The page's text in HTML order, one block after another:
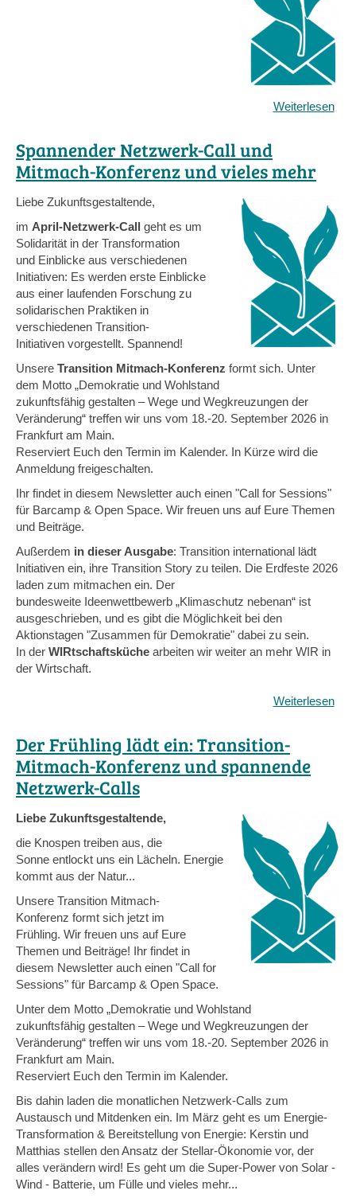
Weiterlesen
Spannender Netzwerk-Call und
Mitmach-Konferenz und vieles mehr
Liebe Zukunftsgestaltende,
im April-Netzwerk-Call geht es um
Solidarität in der Transformation
und Einblicke aus verschiedenen
Initiativen: Es werden erste Einblicke
aus einer laufenden Forschung zu
solidarischen Praktiken in
verschiedenen Transition-
Initiativen vorgestellt. Spannend!
Unsere Transition Mitmach-Konferenz formt sich. Unter
dem Motto „Demokratie und Wohlstand
zukunftsfähig gestalten – Wege und Wegkreuzungen der
Veränderung“ treffen wir uns vom 18.-20. September 2026 in
Frankfurt am Main.
Reserviert Euch den Termin im Kalender. In Kürze wird die
Anmeldung freigeschalten.
Ihr findet in diesem Newsletter auch einen "Call for Sessions"
für Barcamp & Open Space. Wir freuen uns auf Eure Themen
und Beiträge.
Außerdem in dieser Ausgabe: Transition international lädt
Initiativen ein, ihre Transition Story zu teilen. Die Erdfeste 2026
laden zum mitmachen ein. Der
bundesweite Ideenwettbewerb „Klimaschutz nebenan“ ist
ausgeschrieben, und es gibt die Möglichkeit bei den
Aktionstagen "Zusammen für Demokratie" dabei zu sein.
In der WIRtschaftsküche arbeiten wir weiter an mehr WIR in
der Wirtschaft.
Weiterlesen
Der Frühling lädt ein: Transition-
Mitmach-Konferenz und spannende
Netzwerk-Calls
Liebe Zukunftsgestaltende,
die Knospen treiben aus, die
Sonne entlockt uns ein Lächeln. Energie
kommt aus der Natur...
Unsere Transition Mitmach-
Konferenz formt sich jetzt im
Frühling. Wir freuen uns auf Eure
Themen und Beiträge! Ihr findet in
diesem Newsletter auch einen "Call for
Sessions" für Barcamp & Open Space.
Unter dem Motto „Demokratie und Wohlstand
zukunftsfähig gestalten – Wege und Wegkreuzungen der
Veränderung“ treffen wir uns vom 18.-20. September 2026 in
Frankfurt am Main.
Reserviert Euch den Termin im Kalender.
Bis dahin laden die monatlichen Netzwerk-Calls zum
Austausch und Mitdenken ein. Im März geht es um Energie-
Transformation & Bereitstellung von Energie: Kerstin und
Matthias stellen den Ansatz der Stellar-Ökonomie vor, der
alles verändern wird! Es geht um die Super-Power von Solar -
Wind - Batterie, um Fülle und vieles mehr...